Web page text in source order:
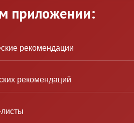
приложении:
рекомендации
рекомендаций